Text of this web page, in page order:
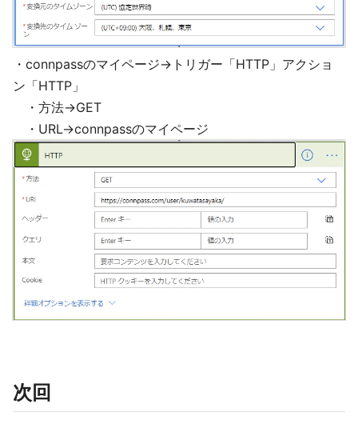
・connpassのマイページ→トリガー「HTTP」アクショ
ン「HTTP」
・方法→GET
・URL→connpassのマイページ
次回